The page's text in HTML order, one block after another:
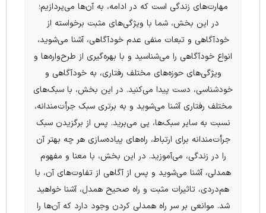
مهارت‌های زندگی است که در ادامه، به آن‌ها می‌پردازیم؛
در این بخش، شما با ویژگی‌‌های مثبت برخواسته از
خودآگاهی و تبعات منفی عدم خودآگاهی، آشنا می‌شوید،
انواع خودآگاهی را می‌شناسید و با بهره‌گیری از طرح‌واره‌ها و
ویژگی‌های حوزه‌های مختلف رفتاری، به خودآگاهی و
خودشناسی، دست پیدا می‌کنید. در این بخش، با سبک‌های
مختلف رفتاری آشنا می‌شوید و به برتری سبک جرأت‌مندانه،
نسبت به سایر سبک‌ها، پی می‌برید. پس از برگزیدن سبک
جرأت‌مندانه برای ارتباط، راه‌های پیاده‌سازی هر چه بهتر آن
را در زندگی، می‌آموزید. در این بخش، با معنا و مفهوم
همدلی، آشنا می‌شوید و پس از آگاهی از تفاوت‌های آن، با
هم‌دردی، تاثیرات مثبت و راه صحیح همدل، آشنا خواهید
شد. موانعی بر سر راه همدلی کردن وجود دارد که آن‌ها را